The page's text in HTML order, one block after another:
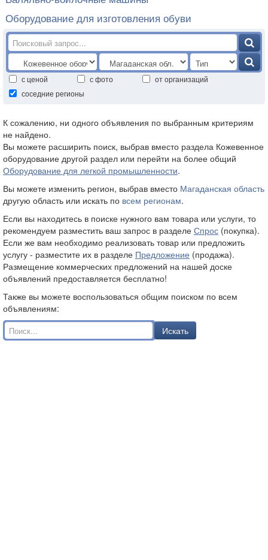
Оборудование для изготовления обуви
с ценой с фото
от организаций
соседние регионы
К сожалению, ни одного объявления по выбранным критериям
не найдено.
Вы можете расширить поиск, выбрав вместо раздела Кожевенное
оборудование другой раздел или перейти на более общий
Оборудование для легкой промышленности.
Вы можете изменить регион, выбрав вместо Магаданская область
другую область или искать по всем регионам.
Если вы находитесь в поиске нужного вам товара или услуги, то
рекомендуем разместить ваш запрос в разделе Спрос (покупка).
Если же вам необходимо реализовать товар или предложить
услугу - разместите их в разделе Предложение (продажа).
Размещение коммерческих предложений на нашей доске
объявлений предоставляется бесплатно!
Также вы можете воспользоваться общим поиском по всем
объявлениям:
Искать